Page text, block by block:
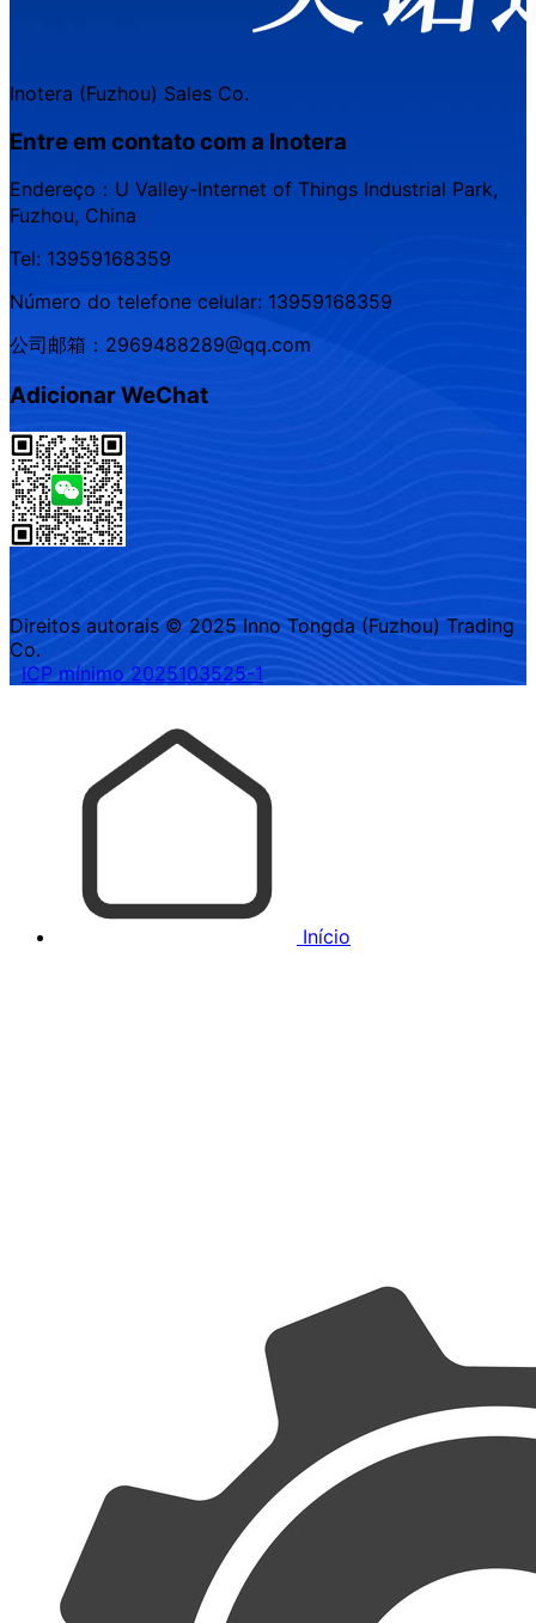
Inotera (Fuzhou) Sales Co.
Entre em contato com a Inotera
Endereço：U Valley-Internet of Things Industrial Park,
Fuzhou, China
Tel: 13959168359
Número do telefone celular: 13959168359
公司邮箱：2969488289@qq.com
Adicionar WeChat
Direitos autorais © 2025 Inno Tongda (Fuzhou) Trading
Co.
ICP mínimo 2025103525-1
Início